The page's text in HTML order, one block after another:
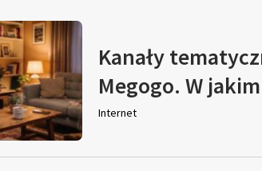
Kanały
Megogo. W
Internet